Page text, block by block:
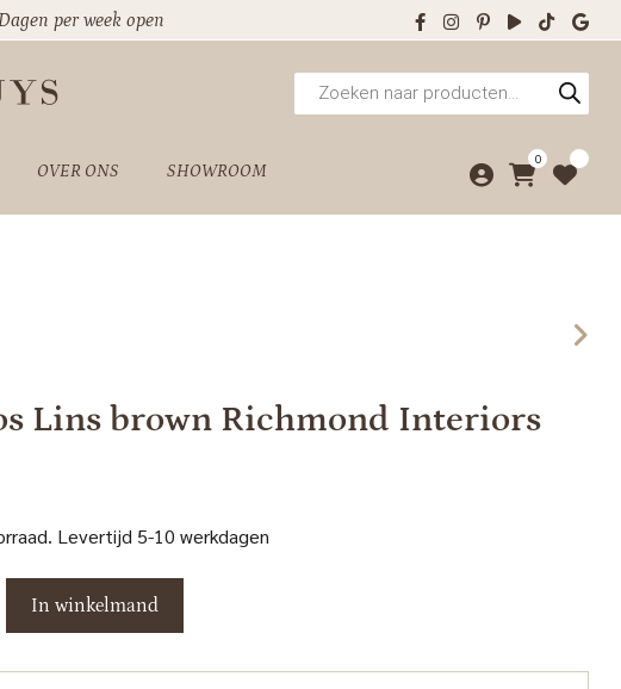
per week open
Producten
zoeken
OVER ONS SHOWROOM
0
Lins brown Richmond Interiors
Levertijd 5-10 werkdagen
In winkelmand